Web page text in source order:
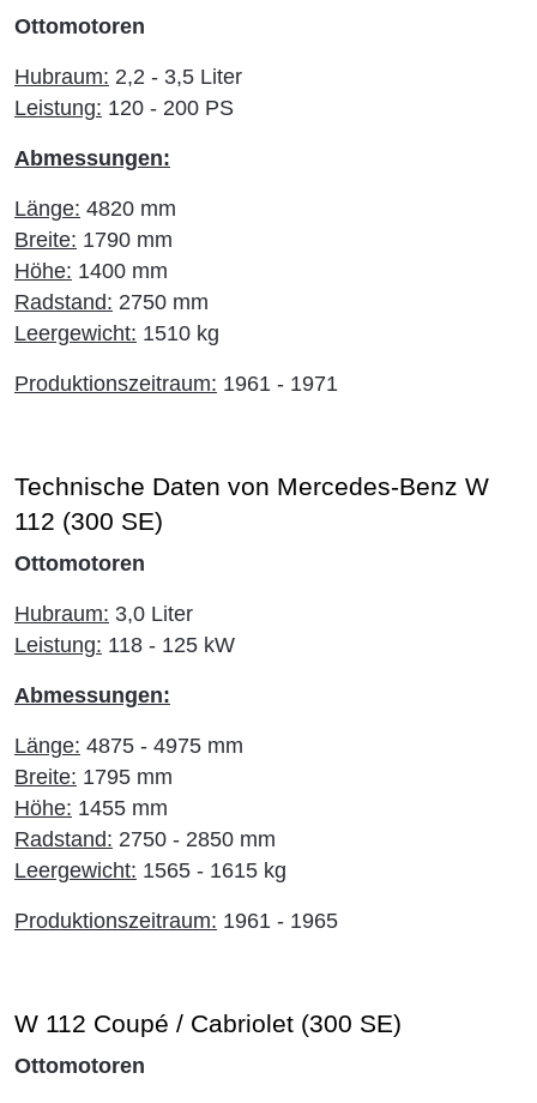
Ottomotoren
Hubraum: 2,2 - 3,5 Liter
Leistung: 120 - 200 PS
Abmessungen:
Länge: 4820 mm
Breite: 1790 mm
Höhe: 1400 mm
Radstand: 2750 mm
Leergewicht: 1510 kg
Produktionszeitraum: 1961 - 1971
Technische Daten von Mercedes-Benz W
112 (300 SE)
Ottomotoren
Hubraum: 3,0 Liter
Leistung: 118 - 125 kW
Abmessungen:
Länge: 4875 - 4975 mm
Breite: 1795 mm
Höhe: 1455 mm
Radstand: 2750 - 2850 mm
Leergewicht: 1565 - 1615 kg
Produktionszeitraum: 1961 - 1965
W 112 Coupé / Cabriolet (300 SE)
Ottomotoren